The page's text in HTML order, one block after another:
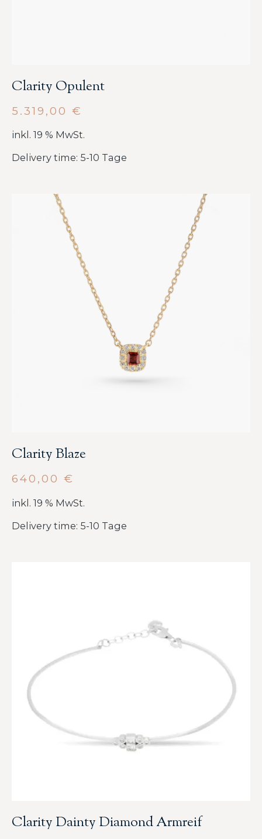
Clarity Opulent
5.319,00 €
inkl. 19 % MwSt.
Delivery time: 5-10 Tage
Clarity Blaze
640,00 €
inkl. 19 % MwSt.
Delivery time: 5-10 Tage
Clarity Dainty Diamond Armreif